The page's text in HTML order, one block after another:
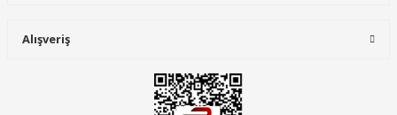
Alışveriş